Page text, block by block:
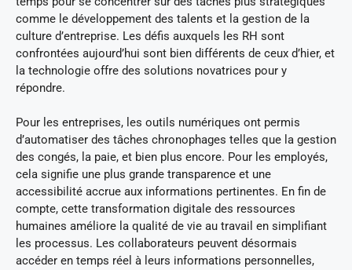
comme le développement des talents et la gestion de la
culture d’entreprise. Les défis auxquels les RH sont
confrontées aujourd’hui sont bien différents de ceux d’hier, et
la technologie offre des solutions novatrices pour y
répondre.
Pour les entreprises, les outils numériques ont permis
d’automatiser des tâches chronophages telles que la gestion
des congés, la paie, et bien plus encore. Pour les employés,
cela signifie une plus grande transparence et une
accessibilité accrue aux informations pertinentes. En fin de
compte, cette transformation digitale des ressources
humaines améliore la qualité de vie au travail en simplifiant
les processus. Les collaborateurs peuvent désormais
accéder en temps réel à leurs informations personnelles,